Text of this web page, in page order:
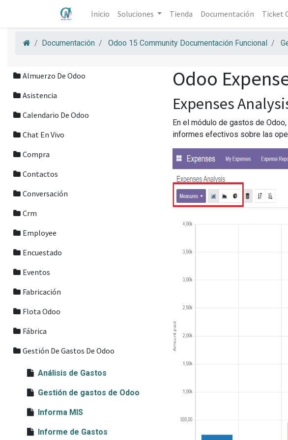
Inicio Soluciones Tienda Documentación Ticket
Documentación Odoo 15 Community Documentación Funcional
Almuerzo De Odoo
Asistencia
Calendario De Odoo
Chat En Vivo
Compra
Contactos
Conversación
Crm
Employee
Encuestado
Eventos
Fabricación
Flota Odoo
Fábrica
Gestión De Gastos De Odoo
Análisis de Gastos
Gestión de gastos de Odoo
Informa MIS
Informe de Gastos
Odoo
Expenses
En el módulo de gastos de
informes efectivos sobre las